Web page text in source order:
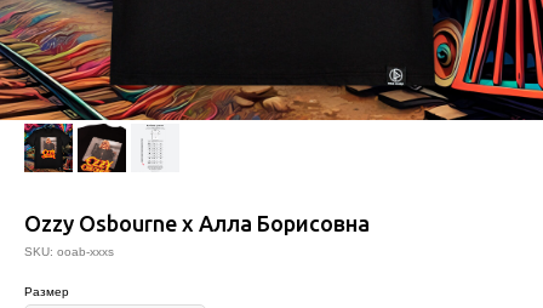
Ozzy Osbourne х Алла Борисовна
SKU: ooab-xxxs
Размер